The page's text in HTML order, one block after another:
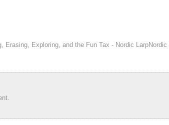
Erasing, Exploring, and the Fun Tax - Nordic LarpNordic